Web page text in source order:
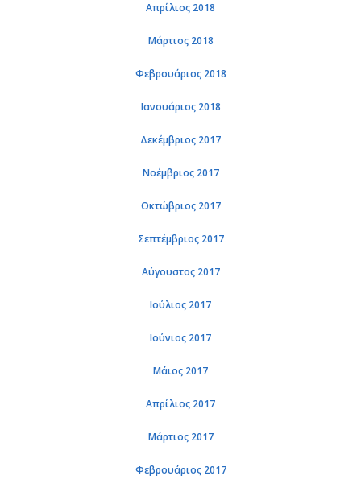
Απρίλιος 2018
Μάρτιος 2018
Φεβρουάριος 2018
Ιανουάριος 2018
Δεκέμβριος 2017
Νοέμβριος 2017
Οκτώβριος 2017
Σεπτέμβριος 2017
Αύγουστος 2017
Ιούλιος 2017
Ιούνιος 2017
Μάιος 2017
Απρίλιος 2017
Μάρτιος 2017
Φεβρουάριος 2017